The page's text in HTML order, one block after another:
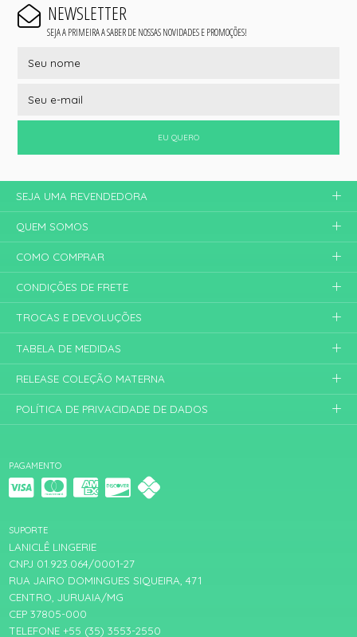
NEWSLETTER
SEJA A PRIMEIRA A SABER DE NOSSAS NOVIDADES E PROMOÇÕES!
EU QUERO
PAGAMENTO
SUPORTE
LANICLÊ LINGERIE
CNPJ 01.923.064/0001-27
RUA JAIRO DOMINGUES SIQUEIRA, 471
CENTRO, JURUAIA/MG
CEP 37805-000
TELEFONE +55 (35) 3553-2550
SEJA UMA REVENDEDORA
QUEM SOMOS
COMO COMPRAR
CONDIÇÕES DE FRETE
TROCAS E DEVOLUÇÕES
TABELA DE MEDIDAS
RELEASE COLEÇÃO MATERNA
POLÍTICA DE PRIVACIDADE DE DADOS